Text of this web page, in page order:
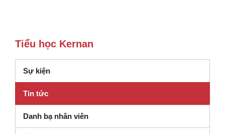
Tiểu học Kernan
Sự kiện
Tin tức
Danh bạ nhân viên